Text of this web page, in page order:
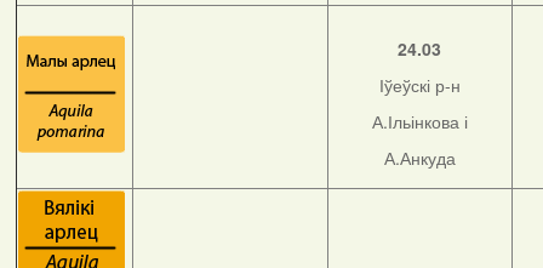
24.03
Іўеўскі р-н
А.Ільінкова і
А.Анкуда